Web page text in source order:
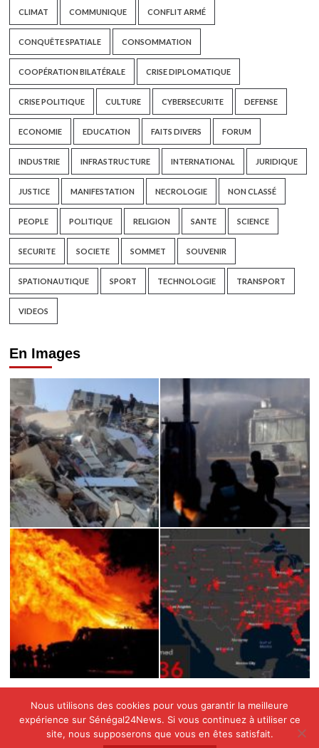
CLIMAT COMMUNIQUE CONFLIT ARMÉ
CONQUÊTE SPATIALE CONSOMMATION
COOPÉRATION BILATÉRALE CRISE DIPLOMATIQUE
CRISE POLITIQUE CULTURE CYBERSECURITE DEFENSE
ECONOMIE EDUCATION FAITS DIVERS FORUM
INDUSTRIE INFRASTRUCTURE INTERNATIONAL JURIDIQUE
JUSTICE MANIFESTATION NECROLOGIE NON CLASSÉ
PEOPLE POLITIQUE RELIGION SANTE SCIENCE
SECURITE SOCIETE SOMMET SOUVENIR
SPATIONAUTIQUE SPORT TECHNOLOGIE TRANSPORT
VIDEOS
En Images
Copyright © All rights reserved SENEGAL24NEWS by
Nous utilisons des cookies pour vous garantir la meilleure
expérience sur Sénégal24News. Si vous continuez à utiliser ce
site, nous supposerons que vous en êtes satisfait.